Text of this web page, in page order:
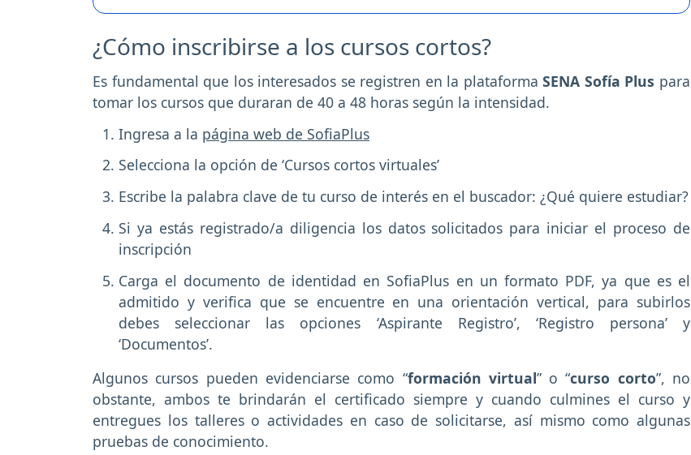
¿Cómo inscribirse a los cursos cortos?
Es fundamental que los interesados se registren en la plataformaSENA Sofía Plus para
tomar los cursos que duraran de 40 a 48 horas según la intensidad.
Ingresa a la página web de SofiaPlus
Selecciona la opción de ‘Cursos cortos virtuales’
Escribe la palabra clave de tu curso de interés en el buscador: ¿Qué quiere estudiar?
Si ya estás registrado/a diligencia los datos solicitados para iniciar el proceso de
inscripción
Carga el documento de identidad en SofiaPlus en un formato PDF, ya que es el
admitido y verifica que se encuentre en una orientación vertical, para subirlos
debes seleccionar las opciones ‘Aspirante Registro’, ‘Registro persona’ y
‘Documentos’.
Algunos cursos pueden evidenciarse como “formación virtual” o “curso corto”, no
obstante, ambos te brindarán el certificado siempre y cuando culmines el curso y
entregues los talleres o actividades en caso de solicitarse, así mismo como algunas
pruebas de conocimiento.